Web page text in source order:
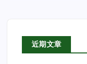
近期文章